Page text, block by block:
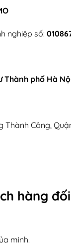
nghiệp số:
Thành phố Hà
Thành Công,
hàng
mình.